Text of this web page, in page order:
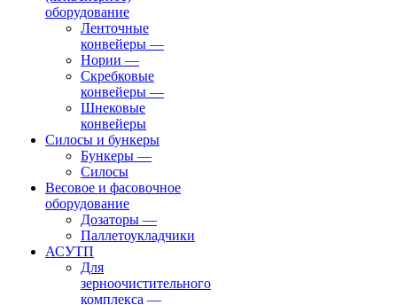
оборудование
Ленточные
конвейеры —
Нории —
Скребковые
конвейеры —
Шнековые
конвейеры
Силосы и бункеры
Бункеры —
Силосы
Весовое и фасовочное
оборудование
Дозаторы —
Паллетоукладчики
АСУТП
Для
зерноочистительного
комплекса —